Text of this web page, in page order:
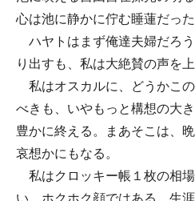
心は池に静かに佇む睡蓮だった
ハヤトはまず俺達夫婦だろ
り出すも、私は大絶賛の声を上
私はオスカルに、どうかこ
べきも、いやもっと構想の大
豊かに終える。まあそこは、
哀想かにもなる。
私はクロッキー帳１枚の相
い、ホクホク顔ではある。生